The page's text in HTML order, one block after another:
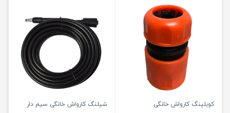
کوبلینگ کارواش خانگی شیلنگ کارواش خانگی سیم دار